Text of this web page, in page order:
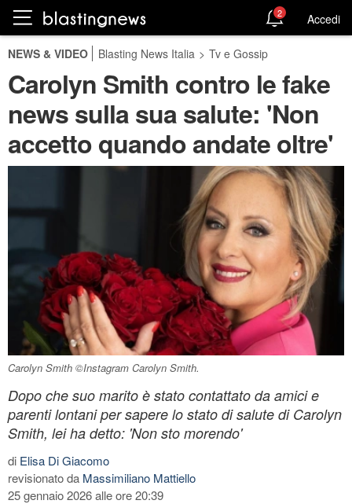
2 Accedi
NEWS & VIDEO Blasting News Italia > Tv e Gossip
Carolyn Smith contro le fake
news sulla sua salute: 'Non
accetto quando andate oltre'
Carolyn Smith ©Instagram Carolyn Smith.
Dopo che suo marito è stato contattato da amici e
parenti lontani per sapere lo stato di salute di Carolyn
Smith, lei ha detto: 'Non sto morendo'
di Elisa Di Giacomo
revisionato da Massimiliano Mattiello
25 gennaio 2026 alle ore 20:39